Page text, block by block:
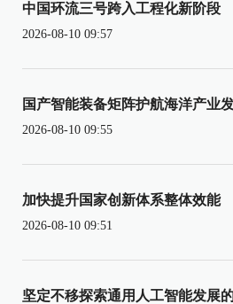
中国环流三号跨入工程化新阶段
2026-08-10 09:57
国产智能装备矩阵护航海洋产业
2026-08-10 09:55
加快提升国家创新体系整体效能
2026-08-10 09:51
坚定不移探索通用人工智能发展